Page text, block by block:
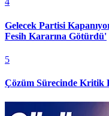
Gelecek Partisi
Fesih Kararına Götürdü'
5
Çözüm Sürecinde Kritik